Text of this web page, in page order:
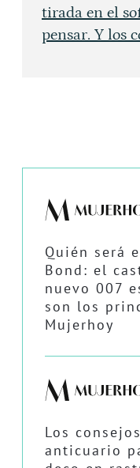
tirada en el
pensar. Y los
Quién será
Bond: el
nuevo 007
son los
Mujerhoy
Los
anticuario